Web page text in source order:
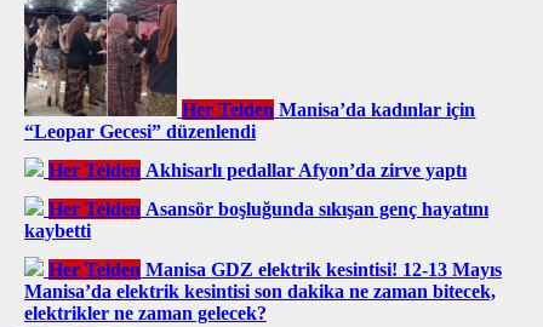
Her Telden Manisa’da kadınlar için
“Leopar Gecesi” düzenlendi
Her Telden Akhisarlı pedallar Afyon’da zirve yaptı
Her Telden Asansör boşluğunda sıkışan genç hayatını
kaybetti
Her Telden Manisa GDZ elektrik kesintisi! 12-13 Mayıs
Manisa’da elektrik kesintisi son dakika ne zaman bitecek,
elektrikler ne zaman gelecek?